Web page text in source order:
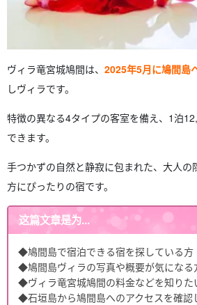
ヴィラ竜宮城鳩間は、 2025年5月に鳩間島
しヴィラです。
特徴の異なる4タイプの客室を備え、1泊
できます。
手つかずの自然と静寂に包まれた、大人の
方にぴったりの宿です。
这篇文章是为...
◆鳩間島で宿泊できる宿を探している方
◆鳩間島ヴィラの写真や概要が気になる
◆ヴィラ竜宮城鳩間の料金などを知りた
◆石垣島から鳩間島へのアクセスを確認